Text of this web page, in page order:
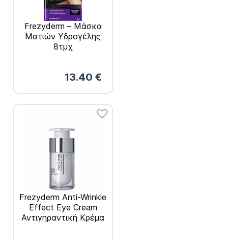
Frezyderm – Μάσκα
Ματιών Υδρογέλης
8τμχ
13.40 €
Frezyderm Anti-Wrinkle
Effect Eye Cream
Αντιγηραντική Κρέμα